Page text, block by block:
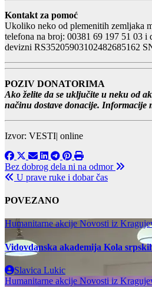
Kontakt za pomoć
Ukoliko neko od plemenitih zemljaka
telefona na broj: 00381 69 197 51 03
devizni RS35205903102482685162
POZIV DONATORIMA
Ako želite da se uključite u neku od
načinu dostave donacije. Informacije
Izvor: VESTI| online
Post
navigation
Bez dobrog dela ni na odmor
U prave ruke i dobar čas
POVEZANO
Humanitarne akcije Novosti iz
Vidovdanska akademija Kola
Slavica Lukic
Humanitarne akcije Novosti iz